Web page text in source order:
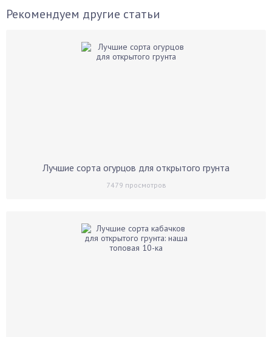
Рекомендуем другие статьи
Лучшие сорта огурцов для открытого грунта
7479 просмотров